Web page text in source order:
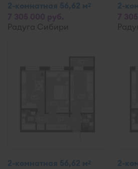
2-комнатная 56,62 м2
Радуга Сибири
2-
2-комнатная 56,62 м2 2-